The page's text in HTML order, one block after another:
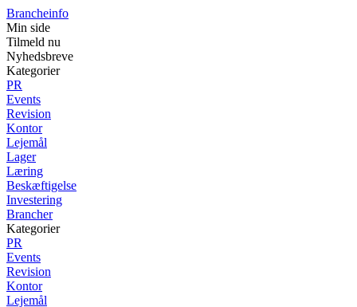
Brancheinfo
Min side
Tilmeld nu
Nyhedsbreve
Kategorier
PR
Events
Revision
Kontor
Lejemål
Lager
Læring
Beskæftigelse
Investering
Brancher
Kategorier
PR
Events
Revision
Kontor
Lejemål